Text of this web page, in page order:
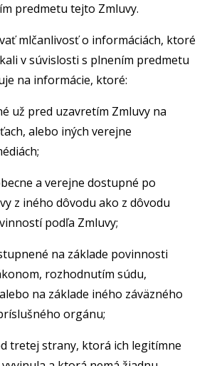
predmetu tejto Zmluvy.
mlčanlivosť o informáciách, ktoré
v súvislosti s plnením predmetu
na informácie, ktoré:
už pred uzavretím Zmluvy na
alebo iných verejne
a verejne dostupné po
z iného dôvodu ako z dôvodu
podľa Zmluvy;
na základe povinnosti
rozhodnutím súdu,
na základe iného záväzného
orgánu;
tretej strany, ktorá ich legitímne